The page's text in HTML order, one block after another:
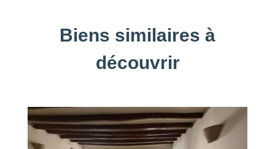
Biens similaires à
découvrir